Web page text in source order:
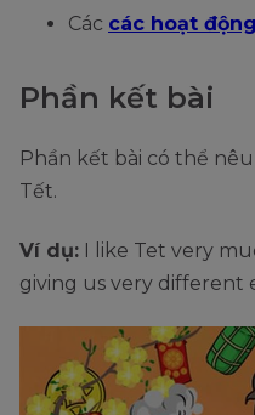
Các các hoạt
Phần kết bài
Phần kết bài có thể
Tết.
Ví dụ: I like Tet very
giving us very different